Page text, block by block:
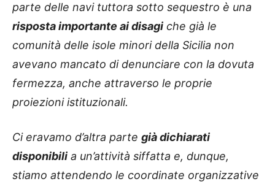
parte delle navi tuttora sotto sequestro è una
risposta importante ai disagi che già le
comunità delle isole minori della Sicilia non
avevano mancato di denunciare con la dovuta
fermezza, anche attraverso le proprie
proiezioni istituzionali.
Ci eravamo d’altra parte già dichiarati
disponibili a un’attività siffatta e, dunque,
stiamo attendendo le coordinate organizzative